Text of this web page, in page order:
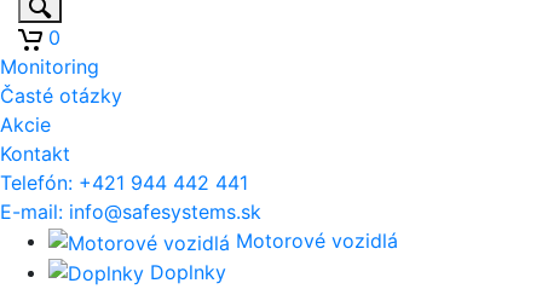
0
Monitoring
Časté otázky
Akcie
Kontakt
Telefón: +421 944 442 441
E-mail: info@safesystems.sk
Motorové vozidlá
Doplnky